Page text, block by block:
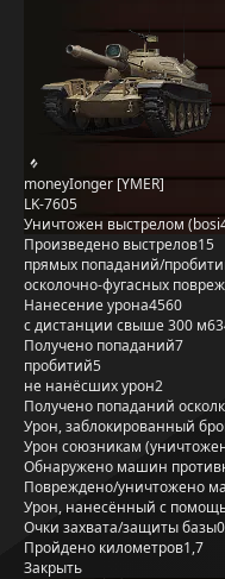
moneyIonger [YMER]
LK-7605
Уничтожен выстрелом
Произведено выстрелов15
прямых попаданий/
осколочно-фугасных
Нанесение урона4560
с дистанции свыше 300 м
Получено попаданий7
пробитий5
не нанёсших урон2
Получено попаданий
Урон, заблокированный
Урон союзникам
Обнаружено машин
Повреждено/уничтожено
Урон, нанесённый с
Очки захвата/защиты базы
Пройдено километров1,7
Закрыть